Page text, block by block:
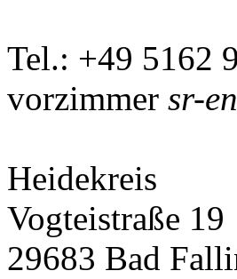
Tel.: +49 5162
vorzimmer sr-
Heidekreis
Vogteistraße 19
29683 Bad